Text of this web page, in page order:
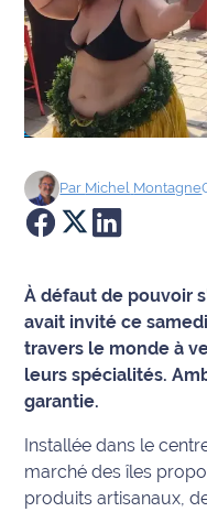
Agenda
Faits
divers
Sports
Société
Économie
Éducation
Environnement
Par Michel Montagne
À défaut de pouvoir
avait invité ce
travers le monde à
leurs spécialités.
garantie.
Installée dans le
marché des îles
produits artisanaux,